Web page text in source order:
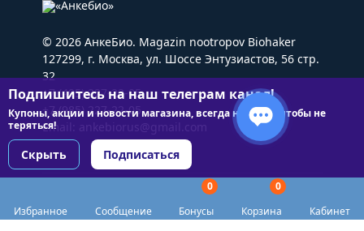
Избранное Сообщение
0
Бонусы
0
Корзина
Кабинет
© 2026 АнкеБио. Magazin nootropov Biohaker
127299, г. Москва, ул. Шоссе Энтузиастов, 56 стр.
32
+7 (495) 227-22-05
+7 (985) 227-22-05
Email: ankebiorus@gmail.com
Подпишитесь на наш телеграм канал!
Купоны, акции и новости магазина, всегда на связи чтобы не
теряться!
Скрыть Подписаться